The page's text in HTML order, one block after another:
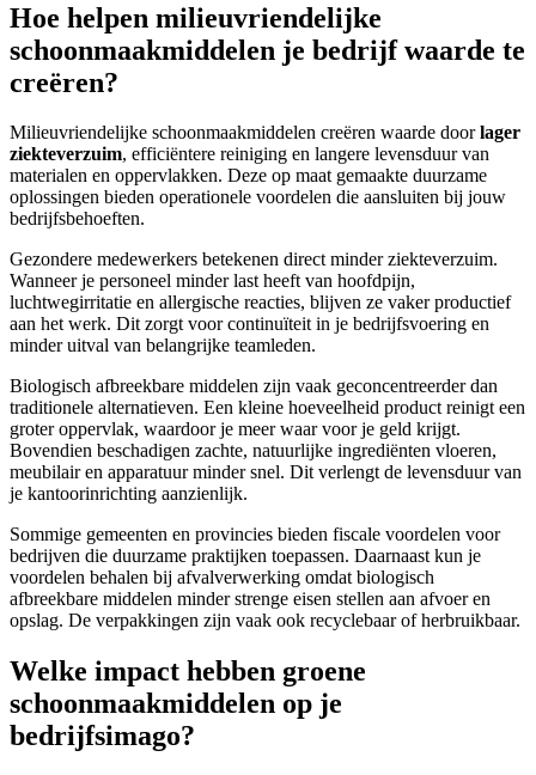
Hoe helpen milieuvriendelijke
schoonmaakmiddelen je bedrijf waarde te
creëren?
Milieuvriendelijke schoonmaakmiddelen creëren waarde doorlager
ziekteverzuim, efficiëntere reiniging en langere levensduur van
materialen en oppervlakken. Deze op maat gemaakte duurzame
oplossingen bieden operationele voordelen die aansluiten bij jouw
bedrijfsbehoeften.
Gezondere medewerkers betekenen direct minder ziekteverzuim.
Wanneer je personeel minder last heeft van hoofdpijn,
luchtwegirritatie en allergische reacties, blijven ze vaker productief
aan het werk. Dit zorgt voor continuïteit in je bedrijfsvoering en
minder uitval van belangrijke teamleden.
Biologisch afbreekbare middelen zijn vaak geconcentreerder dan
traditionele alternatieven. Een kleine hoeveelheid product reinigt een
groter oppervlak, waardoor je meer waar voor je geld krijgt.
Bovendien beschadigen zachte, natuurlijke ingrediënten vloeren,
meubilair en apparatuur minder snel. Dit verlengt de levensduur van
je kantoorinrichting aanzienlijk.
Sommige gemeenten en provincies bieden fiscale voordelen voor
bedrijven die duurzame praktijken toepassen. Daarnaast kun je
voordelen behalen bij afvalverwerking omdat biologisch
afbreekbare middelen minder strenge eisen stellen aan afvoer en
opslag. De verpakkingen zijn vaak ook recyclebaar of herbruikbaar.
Welke impact hebben groene
schoonmaakmiddelen op je
bedrijfsimago?